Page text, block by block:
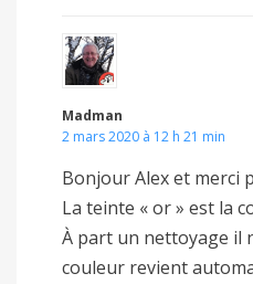
Madman
2 mars 2020 à 12 h 21 min
Bonjour Alex et merci
La teinte « or » est la
À part un nettoyage il
couleur revient